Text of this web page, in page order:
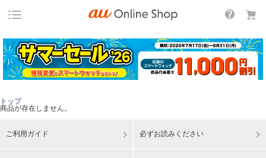
トップ
商品が存在しません。
ご利用ガイド 必ずお読みください